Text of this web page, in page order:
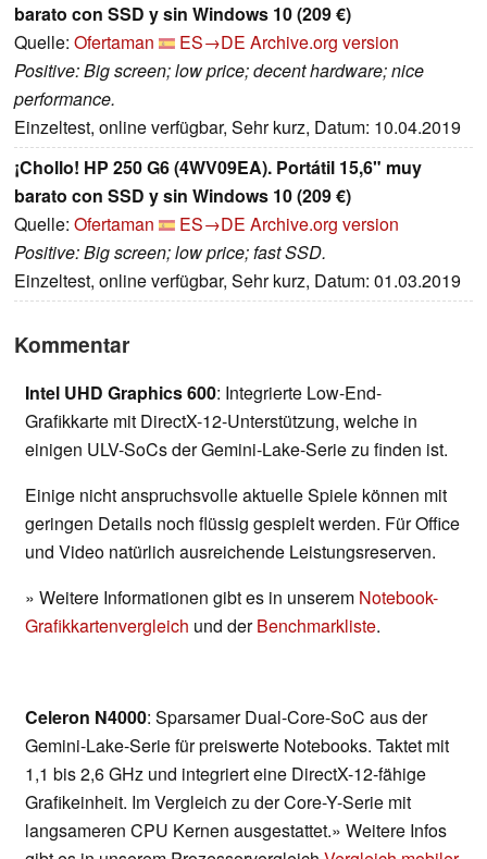
barato con SSD y sin Windows 10 (209 €)
Quelle: Ofertaman ES→DE Archive.org version
Positive: Big screen; low price; decent hardware; nice
performance.
Einzeltest, online verfügbar, Sehr kurz, Datum: 10.04.2019
¡Chollo! HP 250 G6 (4WV09EA). Portátil 15,6" muy
barato con SSD y sin Windows 10 (209 €)
Quelle: Ofertaman ES→DE Archive.org version
Positive: Big screen; low price; fast SSD.
Einzeltest, online verfügbar, Sehr kurz, Datum: 01.03.2019
Kommentar
Intel UHD Graphics 600: Integrierte Low-End-
Grafikkarte mit DirectX-12-Unterstützung, welche in
einigen ULV-SoCs der Gemini-Lake-Serie zu finden ist.
Einige nicht anspruchsvolle aktuelle Spiele können mit
geringen Details noch flüssig gespielt werden. Für Office
und Video natürlich ausreichende Leistungsreserven.
» Weitere Informationen gibt es in unserem Notebook-
Grafikkartenvergleich und derBenchmarkliste.
Celeron N4000: Sparsamer Dual-Core-SoC aus der
Gemini-Lake-Serie für preiswerte Notebooks. Taktet mit
1,1 bis 2,6 GHz und integriert eine DirectX-12-fähige
Grafikeinheit. Im Vergleich zu der Core-Y-Serie mit
langsameren CPU Kernen ausgestattet.» Weitere Infos